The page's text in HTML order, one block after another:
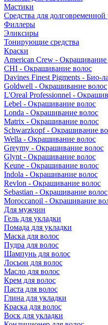
Мастики
Средства для долговременной
Филлеры
Эликсиры
Тонирующие средства
Краски
American Crew -
CHI - Окрашивание волос
Davines Finest Pigments - Био-
Goldwell - Окрашивание волос
L'Oreal Professionnel -
Lebel - Окрашивание волос
Londa - Окрашивание волос
Matrix - Окрашивание волос
Schwarzkopf - Окрашивание
Wella - Окрашивание волос
Greymy - Окрашивание волос
Glynt - Окрашивание волос
Keune - Окрашивание волос
Indola - Окрашивание волос
Revlon - Окрашивание волос
Sebastian - Окрашивание волос
Moroccanoil - Окрашивание
Для мужчин
Гель для укладки
Помада для укладки
Маска для волос
Пудра для волос
Шампунь для волос
Лосьон для волос
Масло для волос
Крем для волос
Паста для волос
Глина для укладки
Краска для волос
Воск для укладки